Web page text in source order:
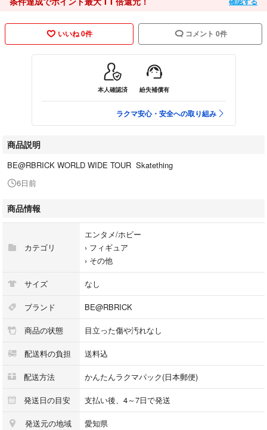
いいね 0件 コメント 0件
本人確認済 紛失補償有
ラクマ安心・安全への取り組み
商品説明
BE@RBRICK WORLD WIDE TOUR Skatething
6日前
商品情報
カテゴリ
エンタメ/ホビー
› フィギュア
› その他
サイズ なし
ブランド BE@RBRICK
商品の状態 目立った傷や汚れなし
配送料の負担 送料込
配送方法 かんたんラクマパック(日本郵便)
発送日の目安 支払い後、4～7日で発送
発送元の地域 愛知県